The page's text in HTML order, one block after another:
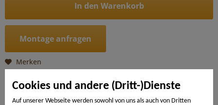
Cookies und andere (Dritt-)Dienste
Auf unserer Webseite werden sowohl von uns als auch von Dritten
In den Warenkorb
Montage anfragen
Merken
Artikel-Nr.: 4018427541972